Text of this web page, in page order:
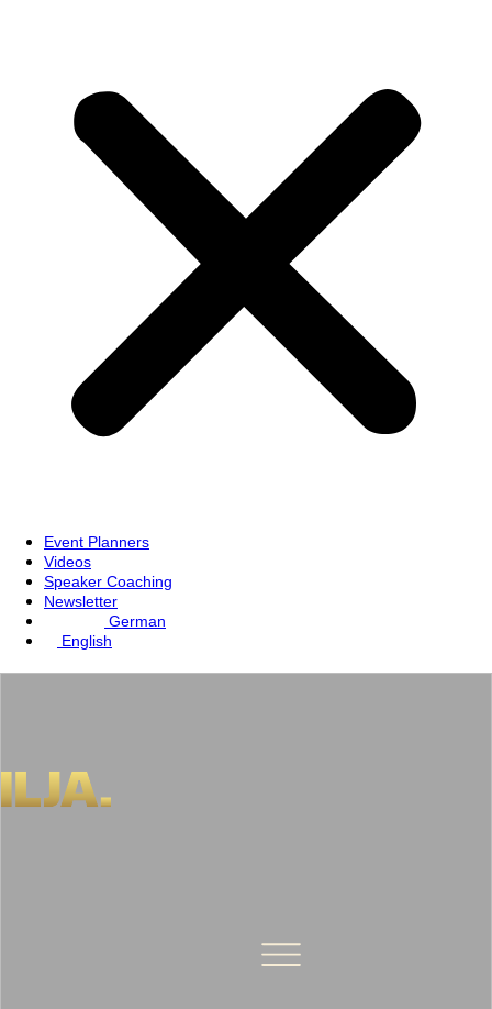
Event Planners
Videos
Speaker Coaching
Newsletter
German
English